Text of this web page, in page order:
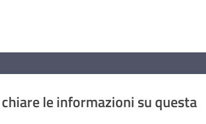
le informazioni su questa